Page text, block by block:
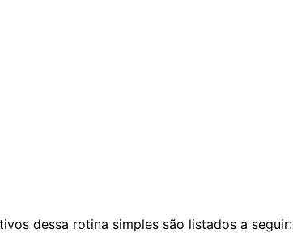
dessa rotina simples são listados a seguir: